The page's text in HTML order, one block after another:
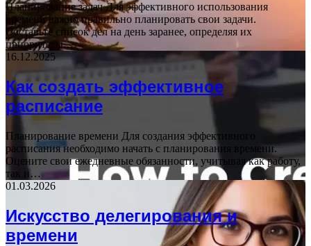
Планирование задач Для эффективного использования
времени важно правильно планировать свои задачи.
Составьте список дел на день заранее, определяя их
приоритеты.…
16.12.2025
Как создать эффективное
расписание
Планирование времени Для создания эффективного
расписания необходимо начать с планирования времени.
Оцените свои ежедневные обязанности, учитывая как работу,
так и…
01.03.2026
Искусство делегирования и
времени